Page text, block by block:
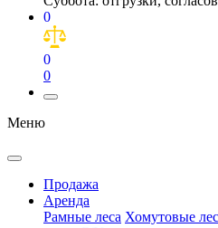
0
0
0
Меню
Продажа
Аренда
Рамные леса Хомутовые